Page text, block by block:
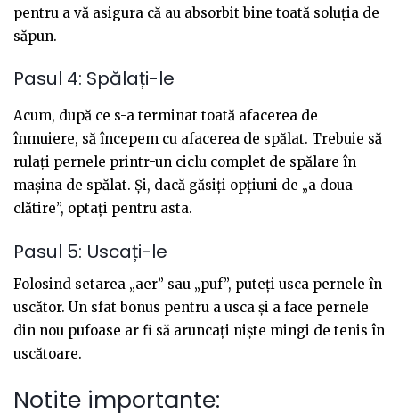
pentru a vă asigura că au absorbit bine toată soluția de
săpun.
Pasul 4: Spălați-le
Acum, după ce s-a terminat toată afacerea de
înmuiere, să începem cu afacerea de spălat. Trebuie să
rulați pernele printr-un ciclu complet de spălare în
mașina de spălat. Și, dacă găsiți opțiuni de „a doua
clătire”, optați pentru asta.
Pasul 5: Uscați-le
Folosind setarea „aer” sau „puf”, puteți usca pernele în
uscător. Un sfat bonus pentru a usca și a face pernele
din nou pufoase ar fi să aruncați niște mingi de tenis în
uscătoare.
Notite importante: